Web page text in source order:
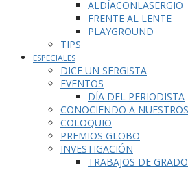
ALDÍACONLASERGIO
FRENTE AL LENTE
PLAYGROUND
TIPS
ESPECIALES
DICE UN SERGISTA
EVENTOS
DÍA DEL PERIODISTA
CONOCIENDO A
COLOQUIO
PREMIOS GLOBO
INVESTIGACIÓN
TRABAJOS DE GRADO